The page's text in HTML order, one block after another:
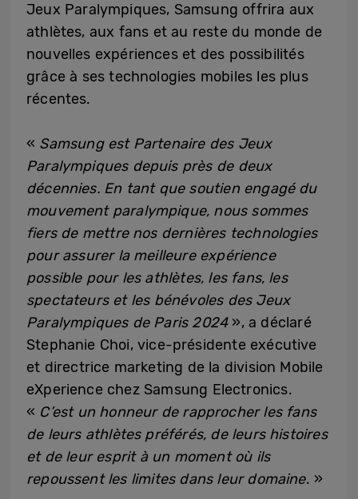
Jeux Paralympiques, Samsung offrira aux
athlètes, aux fans et au reste du monde de
nouvelles expériences et des possibilités
grâce à ses technologies mobiles les plus
récentes.
« Samsung est Partenaire des Jeux
Paralympiques depuis près de deux
décennies. En tant que soutien engagé du
mouvement paralympique, nous sommes
fiers de mettre nos dernières technologies
pour assurer la meilleure expérience
possible pour les athlètes, les fans, les
spectateurs et les bénévoles des Jeux
Paralympiques de Paris 2024 », a déclaré
Stephanie Choi, vice-présidente exécutive
et directrice marketing de la division Mobile
eXperience chez Samsung Electronics.
« C’est un honneur de rapprocher les fans
de leurs athlètes préférés, de leurs histoires
et de leur esprit à un moment où ils
repoussent les limites dans leur domaine. »